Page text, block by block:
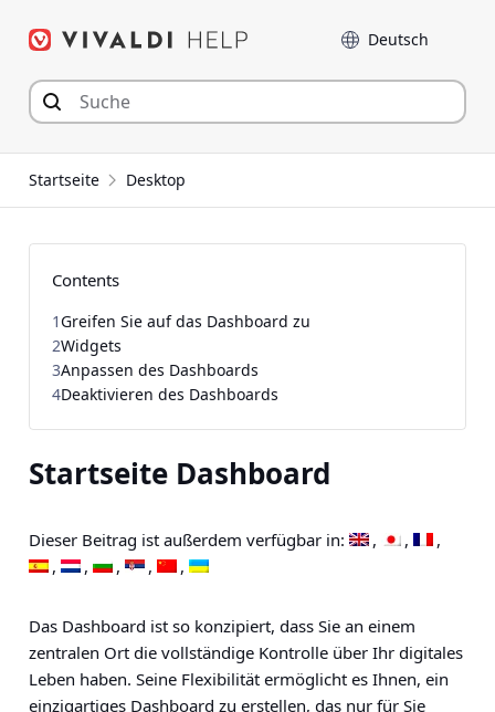
Inhalt
Sprache
Startseite Desktop
Startseite Dashboard
Dieser Beitrag ist außerdem verfügbar in:
Das Dashboard ist so konzipiert, dass Sie an einem
zentralen Ort die vollständige Kontrolle über Ihr digitales
Leben haben. Seine Flexibilität ermöglicht es Ihnen, ein
einzigartiges Dashboard zu erstellen, das nur für Sie
Contents
1 Greifen Sie auf das Dashboard zu
2Widgets
3Anpassen des Dashboards
4Deaktivieren des Dashboards